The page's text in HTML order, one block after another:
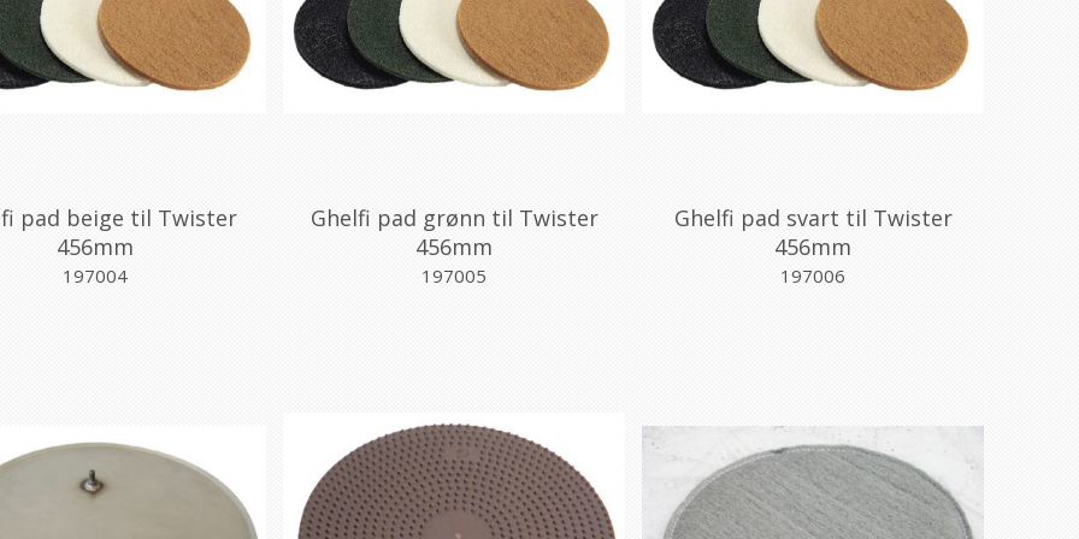
pad beige til Twister
456mm
197004
Ghelfi pad grønn til Twister
456mm
197005
Ghelfi pad svart til Twister
456mm
197006